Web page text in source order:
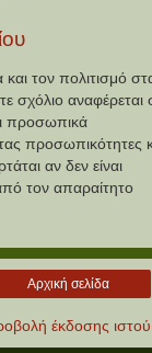
και τον πολιτισμό
σχόλιο αναφέρεται
προσωπικά
προσωπικότητες
αν δεν είναι
τον απαραίτητο
Αρχική σελίδα
έκδοσης ιστού